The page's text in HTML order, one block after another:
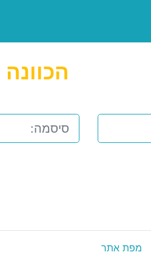
הכוונה
מפת אתר